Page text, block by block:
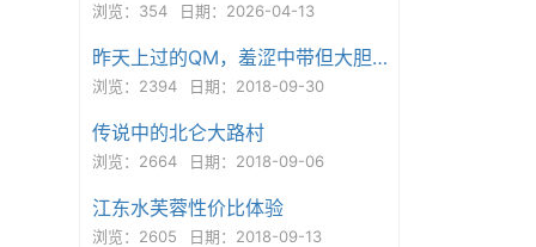
浏览：354 日期：2026-04-13
昨天上过的QM，羞涩中带但大胆.真不错，...u
浏览：2394 日期：2018-09-30
传说中的北仑大路村
浏览：2664 日期：2018-09-06
江东水芙蓉性价比体验
浏览：2605 日期：2018-09-13